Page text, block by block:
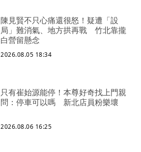
陳見賢不只心痛還很怒！疑遭「設
局」難消氣、地方拱再戰 竹北靠攏
白營留懸念
2026.08.05 18:34
只有崔始源能停！本尊好奇找上門親
問：停車可以嗎 新北店員粉樂壞
2026.08.06 16:25